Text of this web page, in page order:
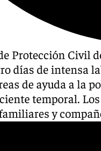
Protección Civil
días de intensa
de ayuda a la
temporal.
y